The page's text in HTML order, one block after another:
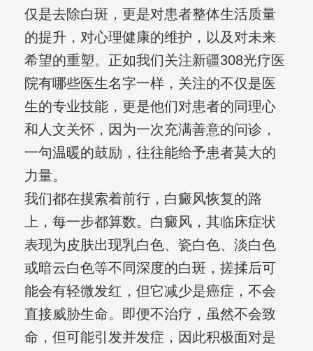
仅是去除白斑，更是对患者整体生活质量
的提升，对心理健康的维护，以及对未来
希望的重塑。正如我们关注新疆308光疗医
院有哪些医生名字一样，关注的不仅是医
生的专业技能，更是他们对患者的同理心
和人文关怀，因为一次充满善意的问诊，
一句温暖的鼓励，往往能给予患者莫大的
力量。
我们都在摸索着前行，白癜风恢复的路
上，每一步都算数。白癜风，其临床症状
表现为皮肤出现乳白色、瓷白色、淡白色
或暗云白色等不同深度的白斑，搓揉后可
能会有轻微发红，但它减少是癌症，不会
直接威胁生命。即便不治疗，虽然不会致
命，但可能引发并发症，因此积极面对是